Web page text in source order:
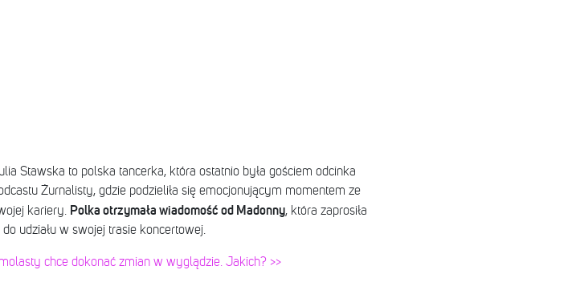
Stawska to polska tancerka, która ostatnio była gościem odcinka
Żurnalisty, gdzie podzieliła się emocjonującym momentem ze
kariery. Polka otrzymała wiadomość od Madonny, która zaprosiła
do udziału w swojej trasie koncertowej.
chce dokonać zmian w wyglądzie. Jakich? >>